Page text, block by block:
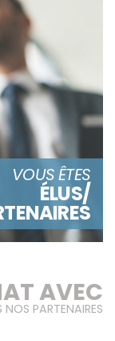
VOUS ÊTES
ÉLUS/
AVEC
PARTENAIRES